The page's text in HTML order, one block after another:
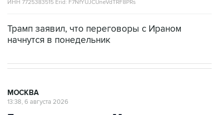
ИНН 7725383515 Erid: F7NfYUJCUneVdTRF8PRs
Трамп заявил, что переговоры с Ираном
начнутся в понедельник
МОСКВА
13:38, 6 августа 2026